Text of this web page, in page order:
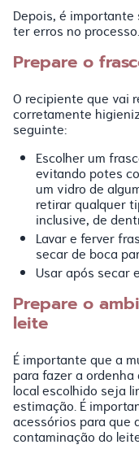
Depois, é
ter erros no
Prepare o
O recipiente que vai
corretamente
seguinte:
Escolher um
evitando potes
um vidro de
retirar qualquer
inclusive, de
Lavar e ferver
secar de boca
Usar após secar
Prepare o
leite
É importante que a
para fazer a ordenha
local escolhido seja
estimação. É
acessórios para que
contaminação do